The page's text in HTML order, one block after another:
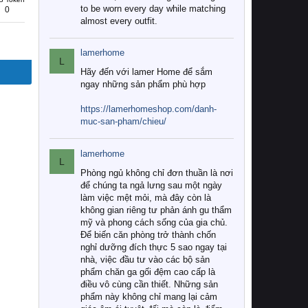
0
to be worn every day while matching
almost every outfit.
L
lamerhome
Hãy đến với lamer Home để sắm
ngay những sản phẩm phù hợp
https://lamerhomeshop.com/danh-
muc-san-pham/chieu/
L
lamerhome
Phòng ngủ không chỉ đơn thuần là nơi
để chúng ta ngả lưng sau một ngày
làm việc mệt mỏi, mà đây còn là
không gian riêng tư phản ánh gu thẩm
mỹ và phong cách sống của gia chủ.
Để biến căn phòng trở thành chốn
nghỉ dưỡng đích thực 5 sao ngay tại
nhà, việc đầu tư vào các bộ sản
phẩm chăn ga gối đệm cao cấp là
điều vô cùng cần thiết. Những sản
phẩm này không chỉ mang lại cảm